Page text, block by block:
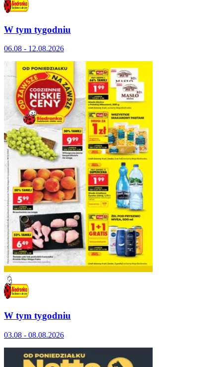
W tym tygodniu
06.08 - 12.08.2026
W tym tygodniu
03.08 - 08.08.2026